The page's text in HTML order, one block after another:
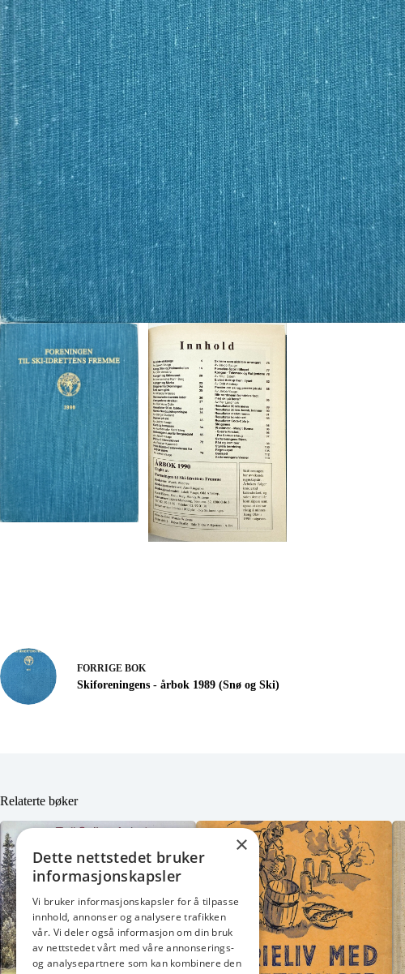
FORRIGE BOK
Skiforeningens - årbok 1989 (Snø og Ski)
Relaterte bøker
×
Dette nettstedet bruker
informasjonskapsler
Vi bruker informasjonskapsler for å tilpasse
innhold, annonser og analysere trafikken
vår. Vi deler også informasjon om din bruk
av nettstedet vårt med våre annonserings-
og analysepartnere som kan kombinere den